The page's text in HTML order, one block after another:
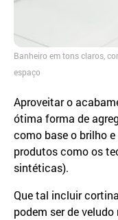
Banheiro em tons claros,
espaço
Aproveitar o
ótima forma de
como base o brilho
produtos como os
sintéticas).
Que tal incluir
podem ser de